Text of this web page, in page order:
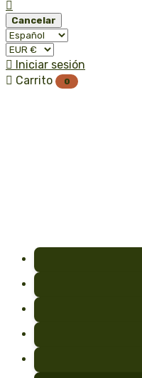

Cancelar
 Iniciar sesión
 Carrito 0